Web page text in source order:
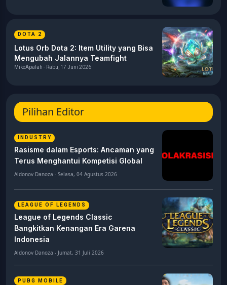
DOTA 2
Lotus Orb Dota 2: Item Utility yang Bisa
Mengubah Jalannya Teamfight
MikeApalah - Rabu, 17 Juni 2026
Pilihan Editor
INDUSTRY
Rasisme dalam Esports: Ancaman yang
Terus Menghantui Kompetisi Global
Aldonov Danoza - Selasa, 04 Agustus 2026
LEAGUE OF LEGENDS
League of Legends Classic
Bangkitkan Kenangan Era Garena
Indonesia
Aldonov Danoza - Jumat, 31 Juli 2026
PUBG MOBILE